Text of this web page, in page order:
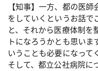
【知事】一方、都の医
をしていくというお話で
と、それから医療体制を
トになろうかとも思いま
いうことも必要になって
そして、都立公社病院に